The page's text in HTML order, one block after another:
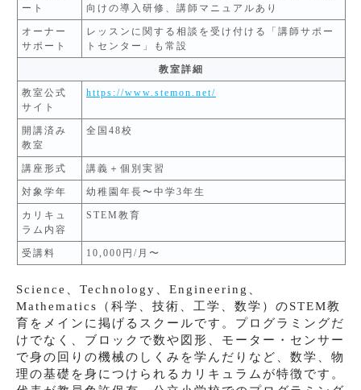
ート
向けの導入研修、講師マニュアルあり
オーナー
サポート
レッスンに関する相談を受け付ける「講師サポー
トセンター」も常設
教室詳細
教室公式
サイト
https://www.stemon.net/
開講済み
教室
全国48校
講座形式 講義＋個別実習
対象学年 幼稚園年長〜中学3年生
カリキュ
ラム内容
STEM教育
受講料 10,000円/月〜
Science、Technology、Engineering、
Mathematics（科学、技術、工学、数学）のSTEM教
育をメインに掲げるスクールです。プログラミングだ
けでなく、ブロックで数や図形、モーター・センサー
で身の回りの機械のしくみを学んだりなど、数学、物
理の基礎を身につけられるカリキュラムが特徴です。